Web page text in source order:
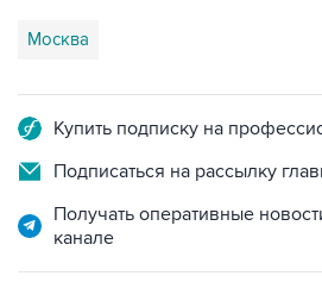
Москва
Купить подписку на
Подписаться на рассылку
Получать оперативные
канале